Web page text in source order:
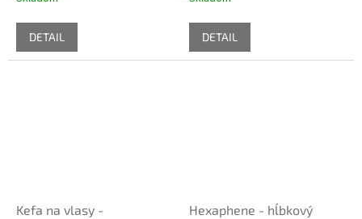
DETAIL DETAIL
Kefa na vlasy -
Hexaphene - hĺbkový